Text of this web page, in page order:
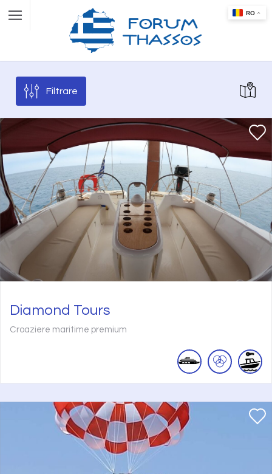
Filtrare
Diamond Tours
Croaziere maritime premium